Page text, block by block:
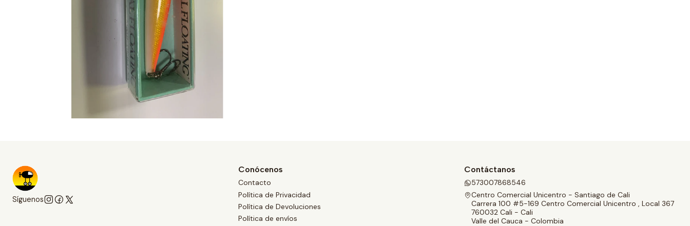
Síguenos
Conócenos
Contacto
Política de Privacidad
Política de Devoluciones
Política de envíos
Contáctanos
573007868546
Centro Comercial Unicentro - Santiago de Cali
Carrera 100 #5-169 Centro Comercial Unicentro , Local 367
760032 Cali - Cali
Valle del Cauca - Colombia